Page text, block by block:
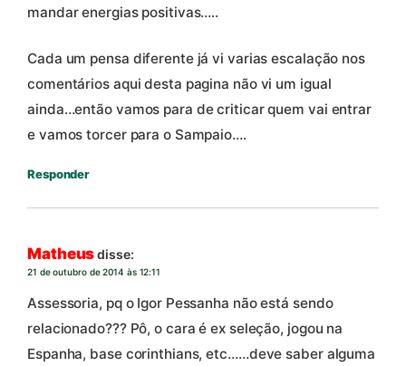
mandar energias positivas…..
Cada um pensa diferente já vi varias escalação nos
comentários aqui desta pagina não vi um igual
ainda…então vamos para de criticar quem vai entrar
e vamos torcer para o Sampaio….
Responder
Matheusdisse:
21 de outubro de 2014 às 12:11
Assessoria, pq o Igor Pessanha não está sendo
relacionado??? Pô, o cara é ex seleção, jogou na
Espanha, base corinthians, etc……deve saber alguma